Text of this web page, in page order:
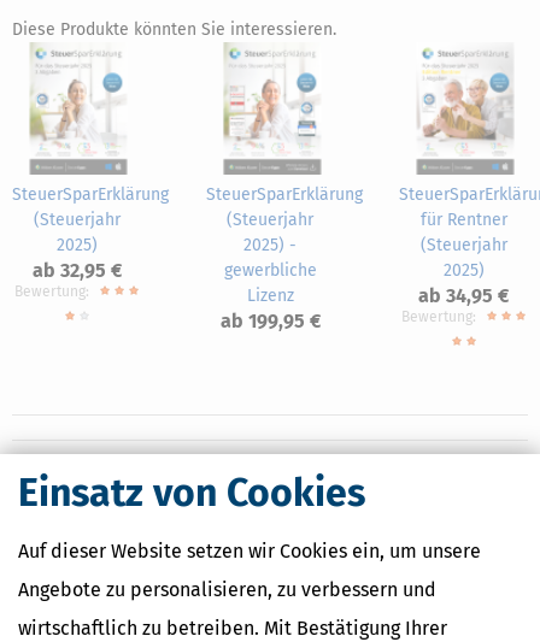
Einsatz von Cookies
Auf dieser Website setzen wir Cookies ein, um unsere
Angebote zu personalisieren, zu verbessern und
wirtschaftlich zu betreiben. Mit Bestätigung Ihrer
Diese Produkte könnten Sie interessieren.
SteuerSparErklärung
(Steuerjahr
2025)
ab 32,95 €
Bewertung:
SteuerSparErklärung
(Steuerjahr
2025) -
gewerbliche
Lizenz
ab 199,95 €
für Rentner
(Steuerjahr
2025)
ab 34,95 €
Bewertung:
Nahe Finanzämter
Finanzamt Bad Neuenahr-Ahrweiler
Finanzamt Bonn-Innenstadt
Finanzamt Euskirchen